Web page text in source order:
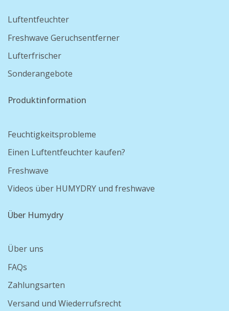
Luftentfeuchter
Freshwave Geruchsentferner
Lufterfrischer
Sonderangebote
Produktinformation
Feuchtigkeitsprobleme
Einen Luftentfeuchter kaufen?
Freshwave
Videos über HUMYDRY und freshwave
Über Humydry
Über uns
FAQs
Zahlungsarten
Versand und Wiederrufsrecht